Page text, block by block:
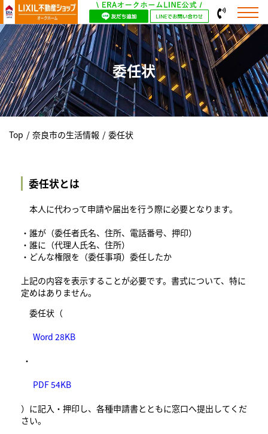
委任状
Top / 奈良市の生活情報 / 委任状
委任状とは
本人に代わって申請や届出を行う際に必要となります。
・誰が（委任者氏名、住所、電話番号、押印）
・誰に（代理人氏名、住所）
・どんな権限を（委任事項）委任したか
上記の内容を表示することが必要です。書式について、特に
定めはありません。
委任状（
Word 28KB
・
PDF 54KB
）に記入・押印し、各種申請書とともに窓口へ提出してくだ
さい。